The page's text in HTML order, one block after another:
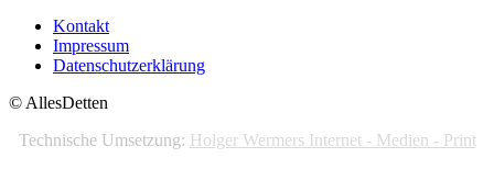
Kontakt
Impressum
Datenschutzerklärung
© AllesDetten
Technische Umsetzung: Holger Wermers Internet - Medien - Print